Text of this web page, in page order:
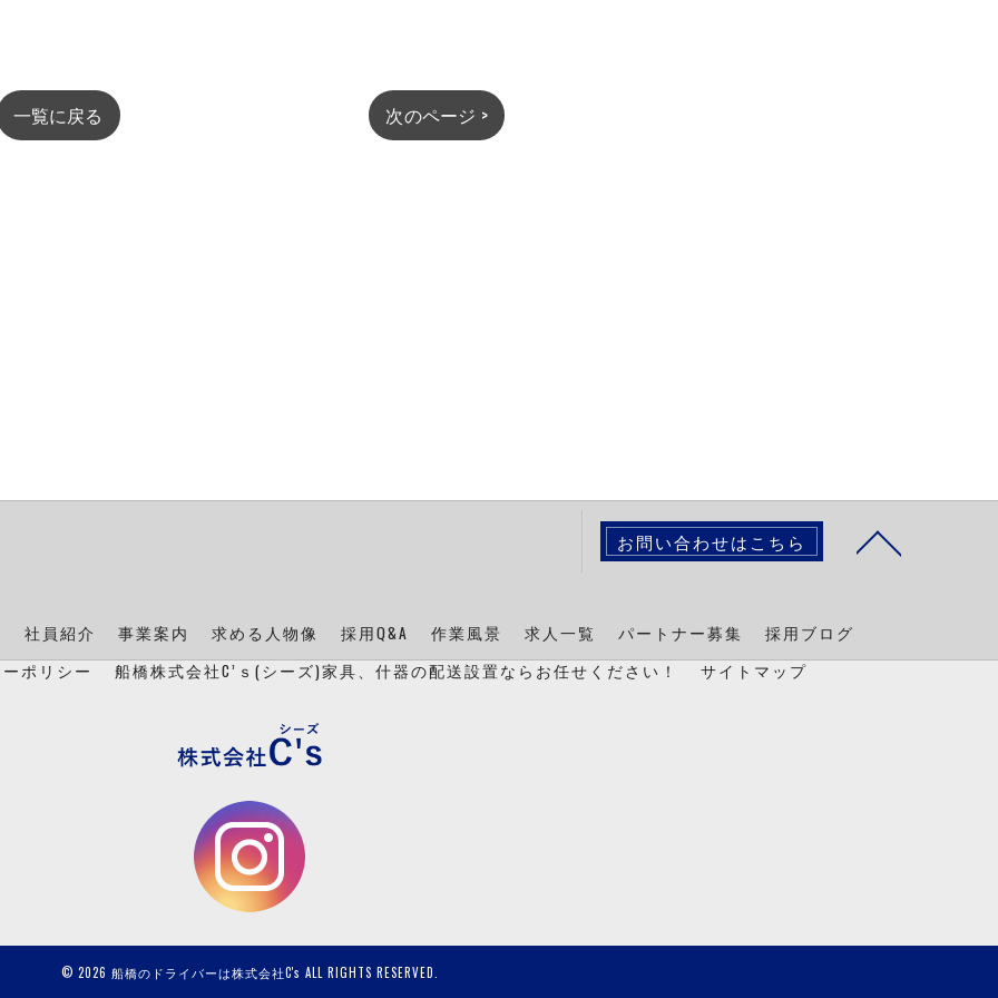
一覧に戻る 次のページ >
お問い合わせはこちら
社員紹介 事業案内 求める人物像 採用Q&A 作業風景 求人一覧 パートナー募集
採用ブログ
ポリシー 船橋株式会社C’ｓ(シーズ)家具、什器の配送設置ならお任せください！ サイトマップ
© 2026 船橋のドライバーは株式会社C's ALL RIGHTS RESERVED.